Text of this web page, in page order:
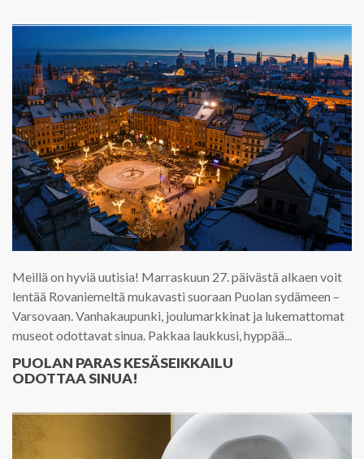
Meillä on hyviä uutisia! Marraskuun 27. päivästä alkaen voit
lentää Rovaniemeltä mukavasti suoraan Puolan sydämeen –
Varsovaan. Vanhakaupunki, joulumarkkinat ja lukemattomat
museot odottavat sinua. Pakkaa laukkusi, hyppää...
PUOLAN PARAS KESÄSEIKKAILU
ODOTTAA SINUA!